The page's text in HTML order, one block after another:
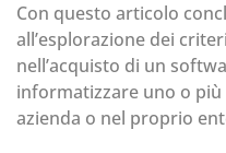
Con questo articolo
all’esplorazione dei
nell’acquisto di un
informatizzare uno o
azienda o nel proprio